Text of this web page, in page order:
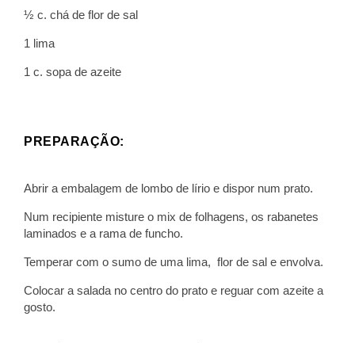
½ c. chá de flor de sal
1 lima
1 c. sopa de azeite
PREPARAÇÃO:
Abrir a embalagem de lombo de lírio e dispor num prato.
Num recipiente misture o mix de folhagens, os rabanetes
laminados e a rama de funcho.
Temperar com o sumo de uma lima, flor de sal e envolva.
Colocar a salada no centro do prato e reguar com azeite a
gosto.